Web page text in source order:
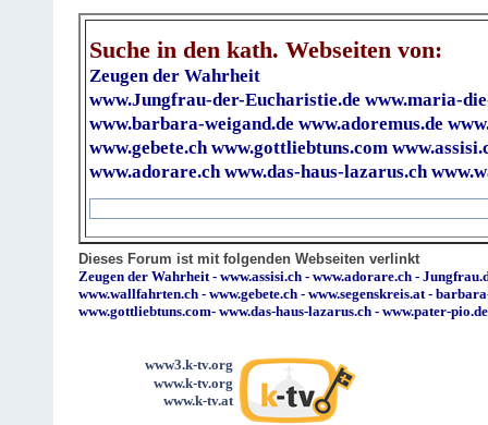
Suche in den kath. Webseiten von:
Zeugen der Wahrheit
www.Jungfrau-der-Eucharistie.de www.maria-
www.barbara-weigand.de www.adoremus.de
www.gebete.ch www.gottliebtuns.com
www.adorare.ch www.das-haus-lazarus.ch
Dieses Forum ist mit folgenden Webseiten verlinkt
Zeugen der Wahrheit - www.assisi.ch - www.adorare.ch -
www.wallfahrten.ch - www.gebete.ch - www.segenskreis.at -
www.gottliebtuns.com- www.das-haus-lazarus.ch - www.pater-pio.de
www3.k-tv.org
www.k-tv.org
www.k-tv.at